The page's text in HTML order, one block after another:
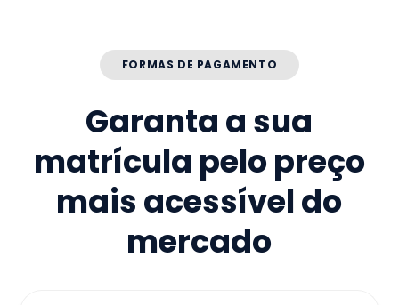
FORMAS DE PAGAMENTO
Garanta a sua
matrícula pelo preço
mais acessível do
mercado